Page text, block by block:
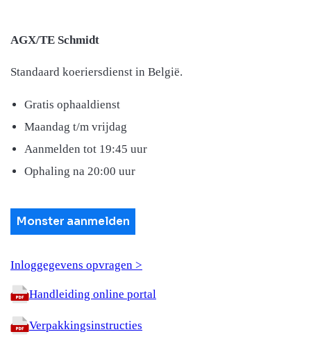
AGX/TE Schmidt
Standaard koeriersdienst in België.
Gratis ophaaldienst
Maandag t/m vrijdag
Aanmelden tot 19:45 uur
Ophaling na 20:00 uur
Monster aanmelden
Inloggegevens opvragen >
Handleiding online portal
Verpakkingsinstructies